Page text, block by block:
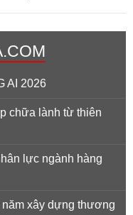
AI 2026
chữa lành từ thiên
lực ngành hàng
năm xây dựng thương